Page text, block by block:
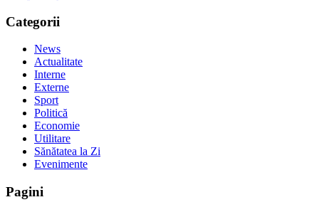
Categorii
News
Actualitate
Interne
Externe
Sport
Politică
Economie
Utilitare
Sănătatea la Zi
Evenimente
Pagini